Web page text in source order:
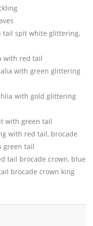
tail spit white glittering,
with red tail
with green glittering
with gold glittering
with green tail
with red tail, brocade
green tail
tail brocade crown, blue
brocade crown king